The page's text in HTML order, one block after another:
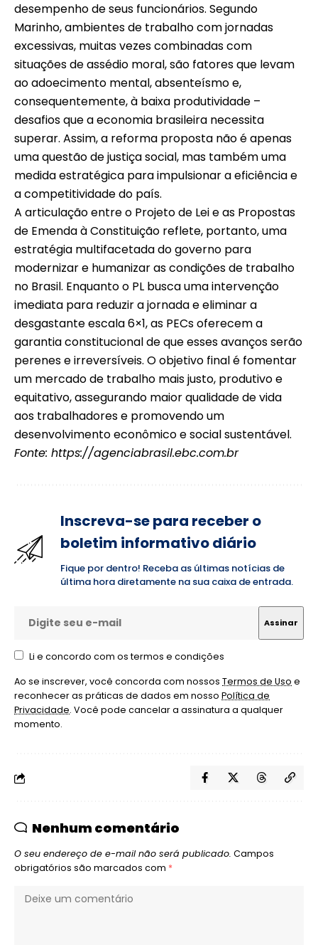
desempenho de seus funcionários. Segundo
Marinho, ambientes de trabalho com jornadas
excessivas, muitas vezes combinadas com
situações de assédio moral, são fatores que levam
ao adoecimento mental, absenteísmo e,
consequentemente, à baixa produtividade –
desafios que a economia brasileira necessita
superar. Assim, a reforma proposta não é apenas
uma questão de justiça social, mas também uma
medida estratégica para impulsionar a eficiência e
a competitividade do país.
A articulação entre o Projeto de Lei e as Propostas
de Emenda à Constituição reflete, portanto, uma
estratégia multifacetada do governo para
modernizar e humanizar as condições de trabalho
no Brasil. Enquanto o PL busca uma intervenção
imediata para reduzir a jornada e eliminar a
desgastante escala 6×1, as PECs oferecem a
garantia constitucional de que esses avanços serão
perenes e irreversíveis. O objetivo final é fomentar
um mercado de trabalho mais justo, produtivo e
equitativo, assegurando maior qualidade de vida
aos trabalhadores e promovendo um
desenvolvimento econômico e social sustentável.
Fonte: https://agenciabrasil.ebc.com.br
Inscreva-se para receber o
boletim informativo diário
Fique por dentro! Receba as últimas notícias de
última hora diretamente na sua caixa de entrada.
Li e concordo com os termos e condições
Ao se inscrever, você concorda com nossos Termos de Uso e
reconhecer as práticas de dados em nosso Política de
Privacidade. Você pode cancelar a assinatura a qualquer
momento.
Nenhum comentário
O seu endereço de e-mail não será publicado. Campos
obrigatórios são marcados com *